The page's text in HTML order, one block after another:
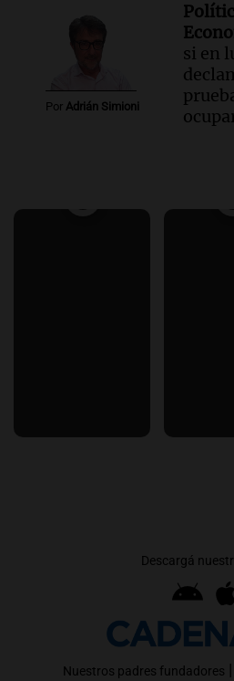
Por Adrián Simioni
si en
Descargá
Nuestros padres fundadores |